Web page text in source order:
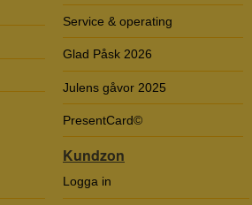
Service & operating
Glad Påsk 2026
Julens gåvor 2025
PresentCard©
Kundzon
Logga in